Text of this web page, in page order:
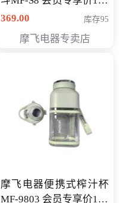
元
369.00 库存95
摩飞电器专卖店
摩飞电器便携式榨汁杯
MF-9803 会员专享价138